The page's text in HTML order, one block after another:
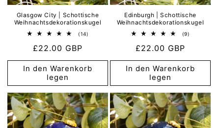
Glasgow City | Schottische
Weihnachtsdekorationskugel
(14)
Normaler
Preis
£22.00 GBP
In den Warenkorb
legen
Edinburgh | Schottische
Weihnachtsdekorationskugel
(9)
Normaler
Preis
£22.00 GBP
In den Warenkorb
legen